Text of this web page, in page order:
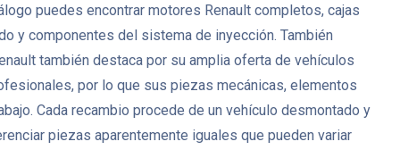
puedes encontrar motores Renault completos, cajas
y componentes del sistema de inyección. También
también destaca por su amplia oferta de vehículos
por lo que sus piezas mecánicas, elementos
Cada recambio procede de un vehículo desmontado y
piezas aparentemente iguales que pueden variar